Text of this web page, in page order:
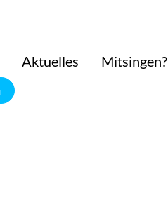
Aktuelles Mitsingen?